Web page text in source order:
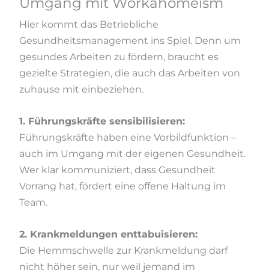
Hier kommt das Betriebliche
Gesundheitsmanagement ins Spiel. Denn um
gesundes Arbeiten zu fördern, braucht es
gezielte Strategien, die auch das Arbeiten von
zuhause mit einbeziehen.
1. Führungskräfte sensibilisieren:
Führungskräfte haben eine Vorbildfunktion –
auch im Umgang mit der eigenen Gesundheit.
Wer klar kommuniziert, dass Gesundheit
Vorrang hat, fördert eine offene Haltung im
Team.
2. Krankmeldungen enttabuisieren:
Die Hemmschwelle zur Krankmeldung darf
nicht höher sein, nur weil jemand im